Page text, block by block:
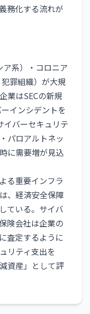
務化する流れが
系）・コロニア
罪組織）が大規
業はSECの新規
インシデントを
イバーセキュリテ
パロアルトネッ
に需要増が見込
る重要インフラ
、経済安全保障
ている。サイバ
険会社は企業の
査定するように
リティ支出を
資産」として評